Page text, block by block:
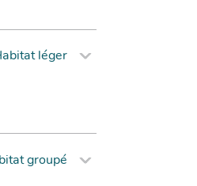
léger
groupé